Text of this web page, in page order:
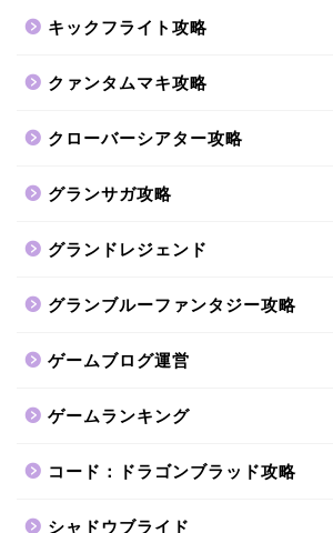
キックフライト攻略
クァンタムマキ攻略
クローバーシアター攻略
グランサガ攻略
グランドレジェンド
グランブルーファンタジー攻略
ゲームブログ運営
ゲームランキング
コード：ドラゴンブラッド攻略
シャドウブライド